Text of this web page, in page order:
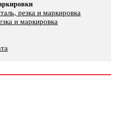
резка и маркировка
и маркировка